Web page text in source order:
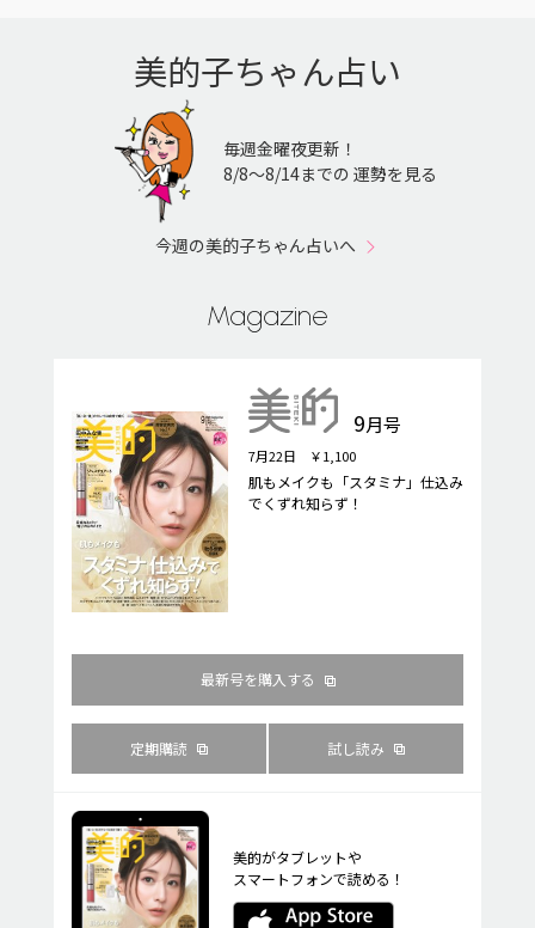
美的子ちゃん占い
毎週金曜夜更新！
8/8〜8/14までの 運勢を見る
今週の美的子ちゃん占いへ
Magazine
9月号
7月22日 ￥1,100
肌もメイクも「スタミナ」仕込み
でくずれ知らず！
最新号を購入する
定期購読 試し読み
美的がタブレットや
スマートフォンで読める！